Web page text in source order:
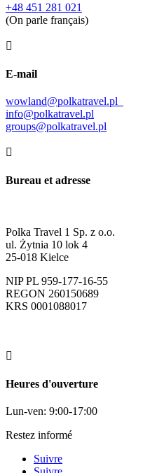
+48 451 281 021
(On parle français)

E-mail
wowland@polkatravel.pl
info@polkatravel.pl
groups@polkatravel.pl

Bureau et adresse
Polka Travel 1 Sp. z o.o.
ul. Żytnia 10 lok 4
25-018 Kielce
NIP PL 959-177-16-55
REGON 260150689
KRS 0001088017

Heures d'ouverture
Lun-ven: 9:00-17:00
Restez informé
Suivre